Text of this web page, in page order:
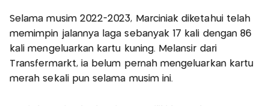
Selama musim 2022-2023, Marciniak diketahui telah
memimpin jalannya laga sebanyak 17 kali dengan 86
kali mengeluarkan kartu kuning. Melansir dari
Transfermarkt, ia belum pernah mengeluarkan kartu
merah sekali pun selama musim ini.